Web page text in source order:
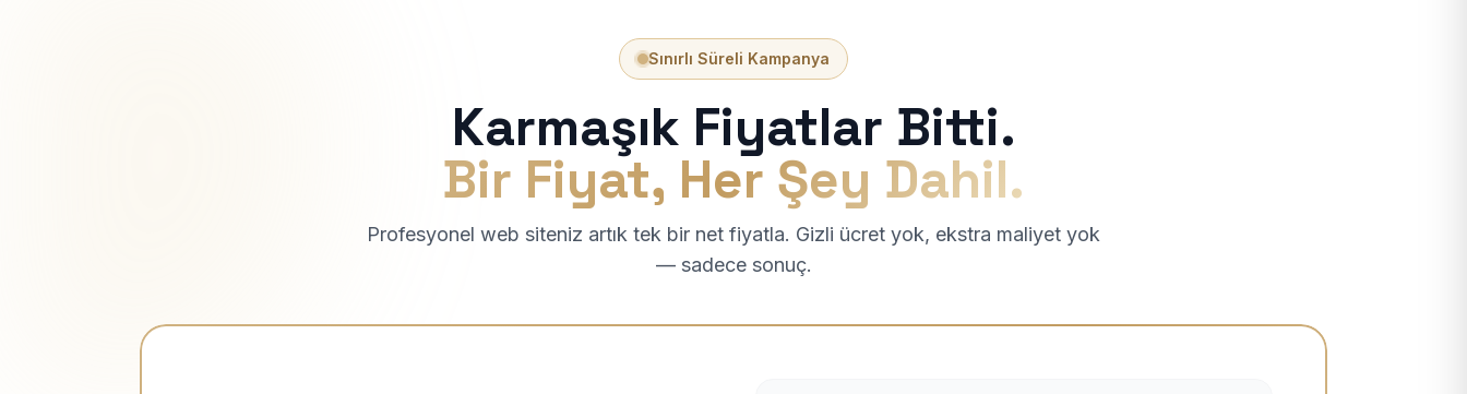
Sınırlı Süreli Kampanya
Karmaşık Fiyatlar Bitti.
Bir Fiyat, Her Şey Dahil.
Profesyonel web siteniz artık tek bir net fiyatla. Gizli ücret yok, ekstra maliyet yok
— sadece sonuç.